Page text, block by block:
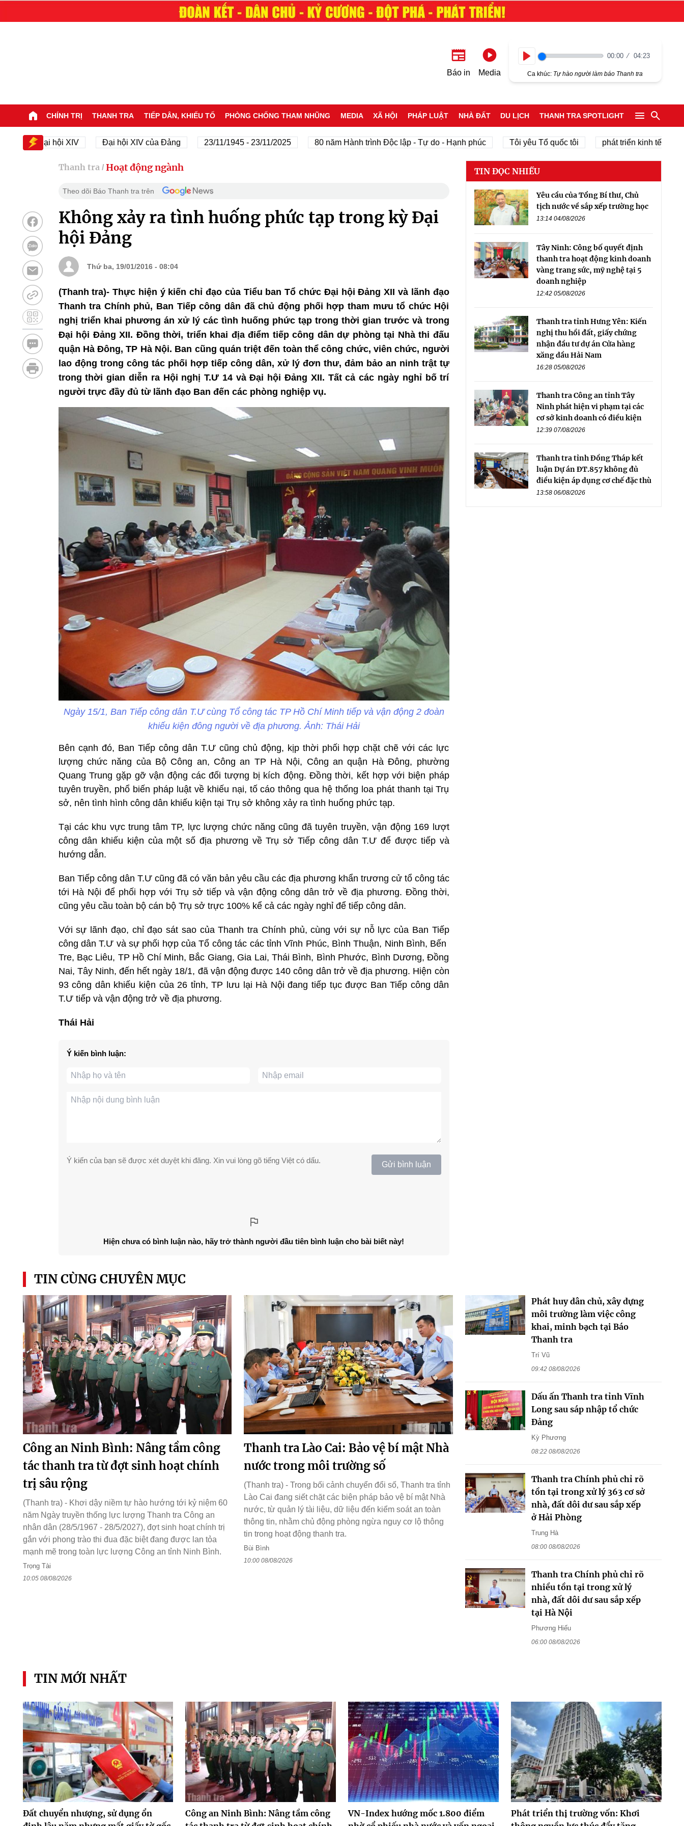
Báo in Media
00:00 04:23
Ca khúc: Tự hào người làm báo Thanh tra
CHÍNH TRỊ THANH TRA TIẾP DÂN, KHIẾU TỐ PHÒNG CHỐNG THAM NHŨNG MEDIA XÃ HỘI PHÁP LUẬT NHÀ ĐẤT DU LỊCH THANH TRA SPOTLIGHT
Đại hội XIV Đại hội XIV của Đảng 23/11/1945 - 23/11/2025 80 năm Hành trình Độc lập - Tự do - Hạnh phúc Tôi yêu Tổ quốc tôi phát triển kinh tế tư nhân
Thanh tra / Hoạt động ngành
Theo dõi Báo Thanh tra trên
Không xảy ra tình huống phức tạp trong kỳ Đại
hội Đảng
Thứ ba, 19/01/2016 - 08:04
(Thanh tra)- Thực hiện ý kiến chỉ đạo của Tiểu ban Tổ chức Đại hội Đảng XII và lãnh đạo
Thanh tra Chính phủ, Ban Tiếp công dân đã chủ động phối hợp tham mưu tổ chức Hội
nghị triển khai phương án xử lý các tình huống phức tạp trong thời gian trước và trong
Đại hội Đảng XII. Đồng thời, triển khai địa điểm tiếp công dân dự phòng tại Nhà thi đấu
quận Hà Đông, TP Hà Nội. Ban cũng quán triệt đến toàn thể công chức, viên chức, người
lao động trong công tác phối hợp tiếp công dân, xử lý đơn thư, đảm bảo an ninh trật tự
trong thời gian diễn ra Hội nghị T.Ư 14 và Đại hội Đảng XII. Tất cả các ngày nghỉ bố trí
người trực đầy đủ từ lãnh đạo Ban đến các phòng nghiệp vụ.
Ngày 15/1, Ban Tiếp công dân T.Ư cùng Tổ công tác TP Hồ Chí Minh tiếp và vận động 2 đoàn
khiếu kiện đông người về địa phương. Ảnh: Thái Hải
Bên cạnh đó, Ban Tiếp công dân T.Ư cũng chủ động, kịp thời phối hợp chặt chẽ với các lực
lượng chức năng của Bộ Công an, Công an TP Hà Nội, Công an quận Hà Đông, phường
Quang Trung gặp gỡ vận động các đối tượng bị kích động. Đồng thời, kết hợp với biện pháp
tuyên truyền, phổ biến pháp luật về khiếu nại, tố cáo thông qua hệ thống loa phát thanh tại Trụ
sở, nên tình hình công dân khiếu kiện tại Trụ sở không xảy ra tình huống phức tạp.
Tại các khu vực trung tâm TP, lực lượng chức năng cũng đã tuyên truyền, vận động 169 lượt
công dân khiếu kiện của một số địa phương về Trụ sở Tiếp công dân T.Ư để được tiếp và
hướng dẫn.
Ban Tiếp công dân T.Ư cũng đã có văn bản yêu cầu các địa phương khẩn trương cử tổ công tác
tới Hà Nội để phối hợp với Trụ sở tiếp và vận động công dân trở về địa phương. Đồng thời,
cũng yêu cầu toàn bộ cán bộ Trụ sở trực 100% kể cả các ngày nghỉ để tiếp công dân.
Với sự lãnh đạo, chỉ đạo sát sao của Thanh tra Chính phủ, cùng với sự nỗ lực của Ban Tiếp
công dân T.Ư và sự phối hợp của Tổ công tác các tỉnh Vĩnh Phúc, Bình Thuận, Ninh Bình, Bến
Tre, Bạc Liêu, TP Hồ Chí Minh, Bắc Giang, Gia Lai, Thái Bình, Bình Phước, Bình Dương, Đồng
Nai, Tây Ninh, đến hết ngày 18/1, đã vận động được 140 công dân trở về địa phương. Hiện còn
93 công dân khiếu kiện của 26 tỉnh, TP lưu lại Hà Nội đang tiếp tục được Ban Tiếp công dân
T.Ư tiếp và vận động trở về địa phương.
Thái Hải
Ý kiến bình luận:
Ý kiến của bạn sẽ được xét duyệt khi đăng. Xin vui lòng gõ tiếng Việt có dấu. Gửi bình luận
Hiện chưa có bình luận nào, hãy trở thành người đầu tiên bình luận cho bài biết này!
TIN ĐỌC NHIỀU
Yêu cầu của Tổng Bí thư, Chủ
tịch nước về sắp xếp trường học
13:14 04/08/2026
Tây Ninh: Công bố quyết định
thanh tra hoạt động kinh doanh
vàng trang sức, mỹ nghệ tại 5
doanh nghiệp
12:42 05/08/2026
Thanh tra tỉnh Hưng Yên: Kiến
nghị thu hồi đất, giấy chứng
nhận đầu tư dự án Cửa hàng
xăng dầu Hải Nam
16:28 05/08/2026
Thanh tra Công an tỉnh Tây
Ninh phát hiện vi phạm tại các
cơ sở kinh doanh có điều kiện
12:39 07/08/2026
Thanh tra tỉnh Đồng Tháp kết
luận Dự án ĐT.857 không đủ
điều kiện áp dụng cơ chế đặc thù
13:58 06/08/2026
TIN CÙNG CHUYÊN MỤC
Công an Ninh Bình: Nâng tầm công
tác thanh tra từ đợt sinh hoạt chính
trị sâu rộng
(Thanh tra) - Khơi dậy niềm tự hào hướng tới kỷ niệm 60
năm Ngày truyền thống lực lượng Thanh tra Công an
nhân dân (28/5/1967 - 28/5/2027), đợt sinh hoạt chính trị
gắn với phong trào thi đua đặc biệt đang được lan tỏa
mạnh mẽ trong toàn lực lượng Công an tỉnh Ninh Bình.
Trọng Tài
10:05 08/08/2026
Thanh tra Lào Cai: Bảo vệ bí mật Nhà
nước trong môi trường số
(Thanh tra) - Trong bối cảnh chuyển đổi số, Thanh tra tỉnh
Lào Cai đang siết chặt các biện pháp bảo vệ bí mật Nhà
nước, từ quản lý tài liệu, dữ liệu đến kiểm soát an toàn
thông tin, nhằm chủ động phòng ngừa nguy cơ lộ thông
tin trong hoạt động thanh tra.
Bùi Bình
10:00 08/08/2026
Phát huy dân chủ, xây dựng
môi trường làm việc công
khai, minh bạch tại Báo
Thanh tra
Trí Vũ
09:42 08/08/2026
Dấu ấn Thanh tra tỉnh Vĩnh
Long sau sáp nhập tổ chức
Đảng
Kỳ Phương
08:22 08/08/2026
Thanh tra Chính phủ chỉ rõ
tồn tại trong xử lý 363 cơ sở
nhà, đất dôi dư sau sắp xếp
ở Hải Phòng
Trung Hà
08:00 08/08/2026
Thanh tra Chính phủ chỉ rõ
nhiều tồn tại trong xử lý
nhà, đất dôi dư sau sắp xếp
tại Hà Nội
Phương Hiếu
06:00 08/08/2026
TIN MỚI NHẤT
Đất chuyển nhượng, sử dụng ổn
Công an Ninh Bình: Nâng tầm công
VN-Index hướng mốc 1.800 điểm
Phát triển thị trường vốn: Khơi